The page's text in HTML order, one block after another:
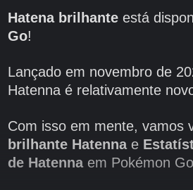
Hatena brilhanteestá
Go!
Lançado em novembro de
Hatenna é relativamente
Com isso em mente, vamos
brilhante Hatennae
de Hatennaem Pokémon